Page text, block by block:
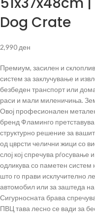
Dog Crate
2,990 ден
Премиум, засилен и
систем за заклучување и
безбеден транспорт или
раси и мали миленичиња.
Овој професионален
бренд Фламинго
структурно решение за
од цврсти челични жици со
слој кој спречува рѓосување
одликува со паметен
што го прави исклучително
автомобил или за заштеда
Сигурносната брава
ПВЦ тава лесно се вади за